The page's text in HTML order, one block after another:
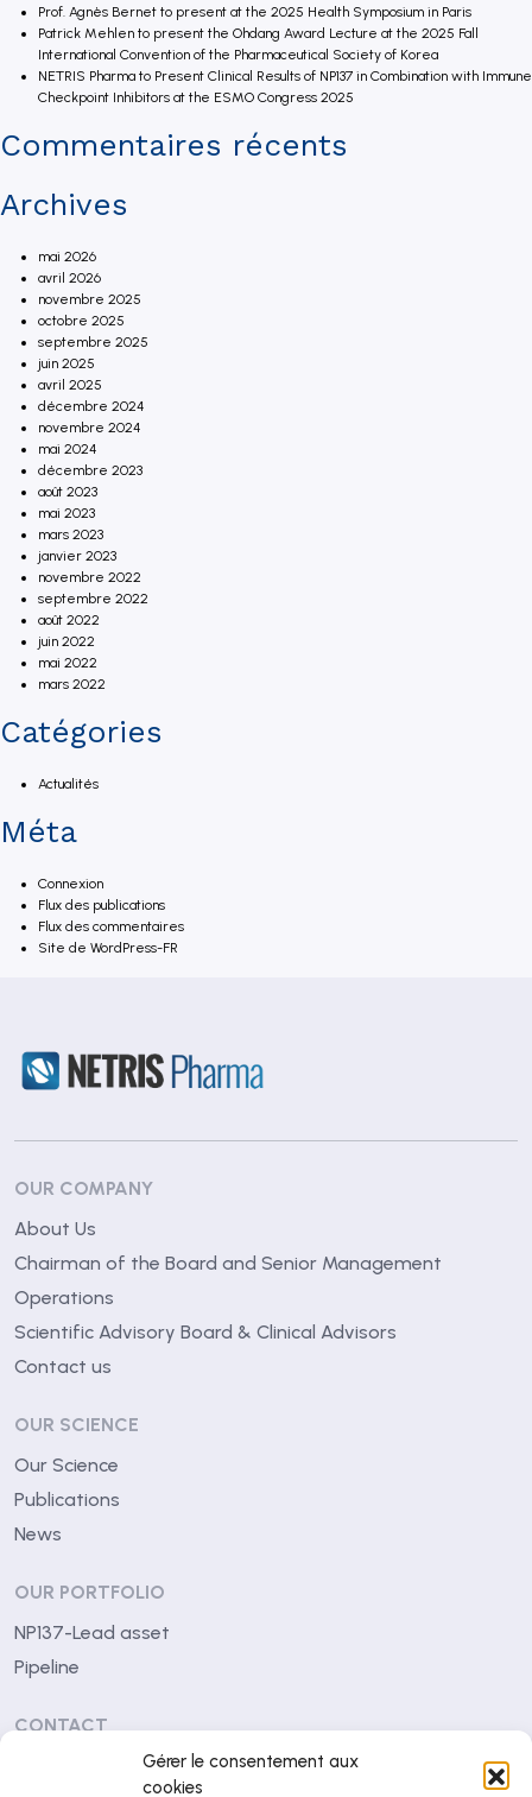
Gérer le consentement aux
cookies
Prof. Agnès Bernet to present at the 2025 Health Symposium in Paris
Patrick Mehlen to present the Ohdang Award Lecture at the 2025 Fall
International Convention of the Pharmaceutical Society of Korea
NETRIS Pharma to Present Clinical Results of NP137 in Combination with Immune
Checkpoint Inhibitors at the ESMO Congress 2025
Commentaires récents
Archives
mai 2026
avril 2026
novembre 2025
octobre 2025
septembre 2025
juin 2025
avril 2025
décembre 2024
novembre 2024
mai 2024
décembre 2023
août 2023
mai 2023
mars 2023
janvier 2023
novembre 2022
septembre 2022
août 2022
juin 2022
mai 2022
mars 2022
Catégories
Actualités
Méta
Connexion
Flux des publications
Flux des commentaires
Site de WordPress-FR
OUR COMPANY
About Us
Chairman of the Board and Senior Management
Operations
Scientific Advisory Board & Clinical Advisors
Contact us
OUR SCIENCE
Our Science
Publications
News
OUR PORTFOLIO
NP137-Lead asset
Pipeline
CONTACT
Centre Léon Bérard